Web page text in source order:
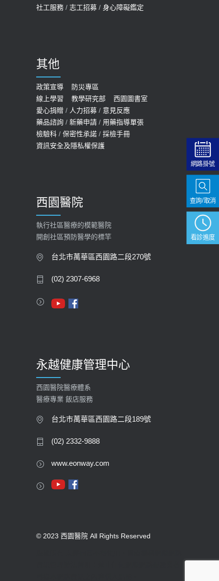
2019-07-09
預約
2022-01-07
114年【公費流感及新冠疫苗】門診
預約
2025-09-30
【快速肝癌篩檢MRI】新檢查服務
2026-02-06
大吃大喝、肥胖害到膽囊！膽結石、
膽息肉如何處理？
2023-09-27
社工服務 / 志工招募 / 身心障礙鑑定
其他
政策宣導
防災專區
線上學習
教學研究部
西園圖書室
愛心捐贈 / 人力招募 / 意見反應
藥品諮詢 / 新藥申請 / 用藥指導單張
檢驗科 / 保密性承諾 / 採檢手冊
資訊安全及隱私權保護
西園醫院
執行社區醫療的模範醫院
開創社區預防醫學的標竿
台北市萬華區西園路二段270號
(02) 2307-6968
永越健康管理中心
西園醫院醫療體系
醫療專業 飯店服務
台北市萬華區西園路二段189號
(02) 2332-9888
www.eonway.com
© 2023 西園醫院 All Rights Reserved
網路掛號
看診進度
查詢/取消